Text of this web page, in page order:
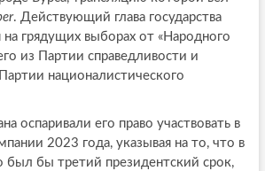
. Действующий глава государства
на грядущих выборах от «Народного
из Партии справедливости и
националистического
оспаривали его право участвовать в
2023 года, указывая на то, что в
был бы третий президентский срок,